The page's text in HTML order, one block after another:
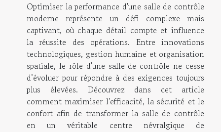
Optimiser la performance d'une salle de contrôle
moderne représente un défi complexe mais
captivant, où chaque détail compte et influence
la réussite des opérations. Entre innovations
technologiques, gestion humaine et organisation
spatiale, le rôle d'une salle de contrôle ne cesse
d’évoluer pour répondre à des exigences toujours
plus élevées. Découvrez dans cet article
comment maximiser l'efficacité, la sécurité et le
confort afin de transformer la salle de contrôle
en un véritable centre névralgique de